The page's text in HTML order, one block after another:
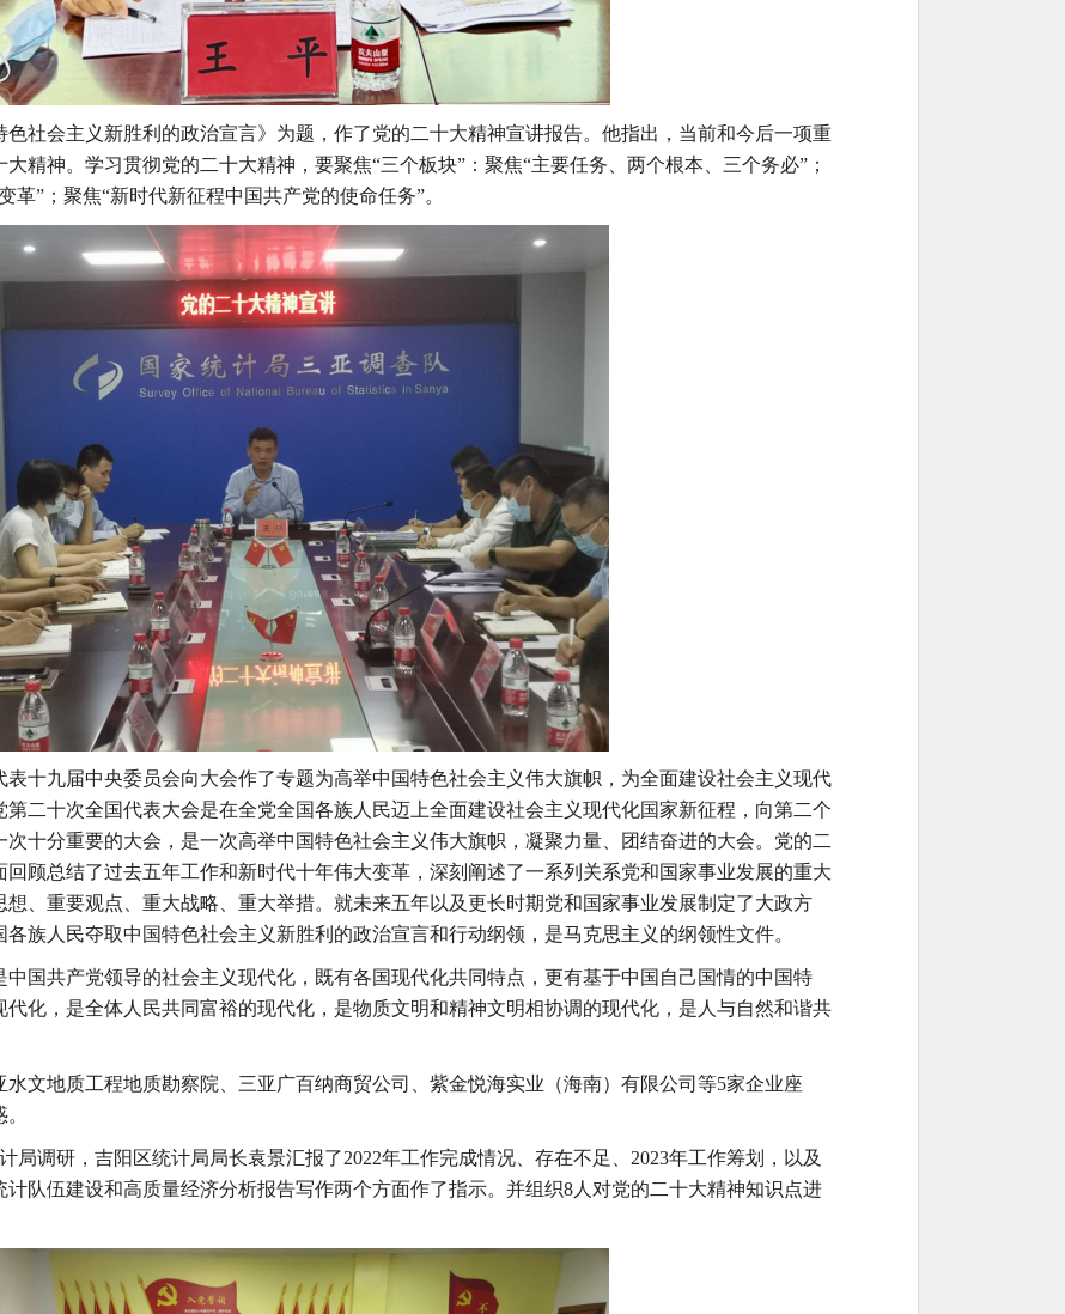
社会主义新胜利的政治宣言》为题，作了党的二十大精神宣讲报告。他指出，当前和今后一项重
精神。学习贯彻党的二十大精神，要聚焦“三个板块”：聚焦“主要任务、两个根本、三个务必”；
革”；聚焦“新时代新征程中国共产党的使命任务”。
十九届中央委员会向大会作了专题为高举中国特色社会主义伟大旗帜，为全面建设社会主义现代
二十次全国代表大会是在全党全国各族人民迈上全面建设社会主义现代化国家新征程，向第二个
十分重要的大会，是一次高举中国特色社会主义伟大旗帜，凝聚力量、团结奋进的大会。党的二
顾总结了过去五年工作和新时代十年伟大变革，深刻阐述了一系列关系党和国家事业发展的重大
、重要观点、重大战略、重大举措。就未来五年以及更长时期党和国家事业发展制定了大政方
族人民夺取中国特色社会主义新胜利的政治宣言和行动纲领，是马克思主义的纲领性文件。
国共产党领导的社会主义现代化，既有各国现代化共同特点，更有基于中国自己国情的中国特
化，是全体人民共同富裕的现代化，是物质文明和精神文明相协调的现代化，是人与自然和谐共
水文地质工程地质勘察院、三亚广百纳商贸公司、紫金悦海实业（海南）有限公司等5家企业座
局调研， 吉阳区统计局局长袁景汇报了2022年工作完成情况、存在不足、2023年工作筹划，以及
队伍建设和高质量经济分析报告写作两个方面作了指示。 并组织8人对党的二十大精神知识点进